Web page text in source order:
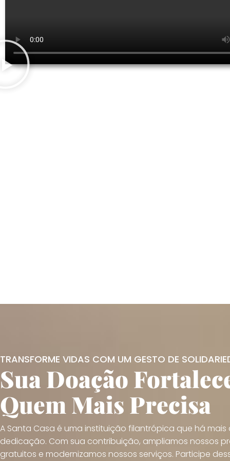
TRANSFORME VIDAS COM UM GESTO DE
Sua Doação
Quem Mais Precisa
A Santa Casa é uma instituição filantrópica que há
dedicação. Com sua contribuição, ampliamos nossos
gratuitos e modernizamos nossos serviços. Participe